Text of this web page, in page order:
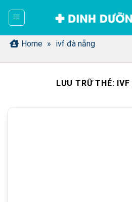
dung Home » ivf đà nẵng
LƯU TRỮ THẺ: